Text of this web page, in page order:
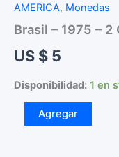
AMERICA, Monedas
Brasil – 1975 –
US $ 5
Disponibilidad: 1 en
Agregar